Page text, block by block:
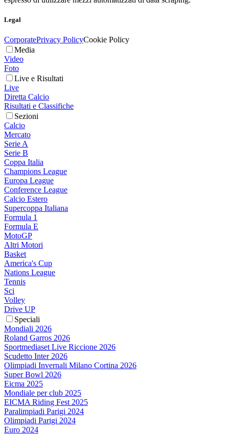
Legal
CorporatePrivacy PolicyCookie Policy
Media
Video
Foto
Live e Risultati
Live
Diretta Calcio
Risultati e Classifiche
Sezioni
Calcio
Mercato
Serie A
Serie B
Coppa Italia
Champions League
Europa League
Conference League
Calcio Estero
Supercoppa Italiana
Formula 1
Formula E
MotoGP
Altri Motori
Basket
America's Cup
Nations League
Tennis
Sci
Volley
Drive UP
Speciali
Mondiali 2026
Roland Garros 2026
Sportmediaset Live Riccione 2026
Scudetto Inter 2026
Olimpiadi Invernali Milano Cortina 2026
Super Bowl 2026
Eicma 2025
Mondiale per club 2025
EICMA Riding Fest 2025
Paralimpiadi Parigi 2024
Olimpiadi Parigi 2024
Euro 2024